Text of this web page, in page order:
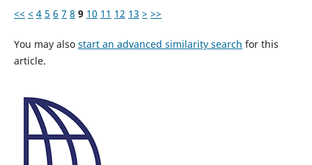
<< < 4 5 6 7 8 9 10 11 12 13 > >>
You may also start an advanced similarity search for this
article.